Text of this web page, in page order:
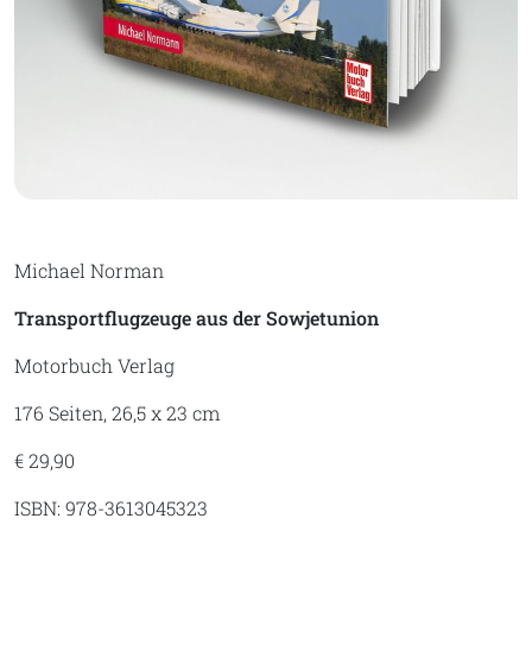
Michael Norman
Transportflugzeuge aus der Sowjetunion
Motorbuch Verlag
176 Seiten, 26,5 x 23 cm
€ 29,90
ISBN: 978-3613045323